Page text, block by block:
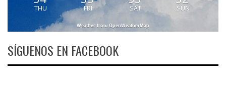
THU FRI SAT SUN
Weather from OpenWeatherMap
SÍGUENOS EN FACEBOOK